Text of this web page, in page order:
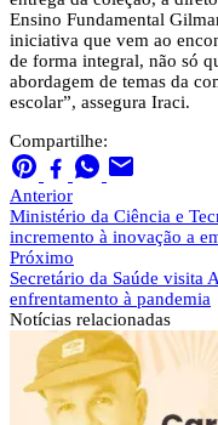
Ensino Fundamental
iniciativa que vem ao
de forma integral, não só
abordagem de temas da
escolar”, assegura Iraci.
Compartilhe:
Anterior
Ministério da Ciência e
incremento à inovação a
Próximo
Secretário da Saúde visita
enfrentamento à pandemia
Notícias relacionadas